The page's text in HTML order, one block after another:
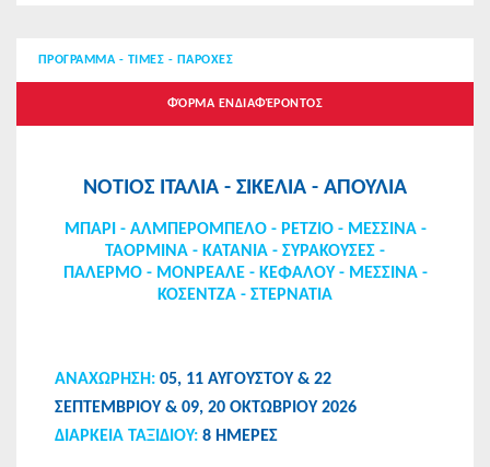
ΠΡΟΓΡΑΜΜΑ - ΤΙΜΕΣ - ΠΑΡΟΧΕΣ
ΦΌΡΜΑ ΕΝΔΙΑΦΈΡΟΝΤΟΣ
ΝΟΤΙΟΣ ΙΤΑΛΙΑ - ΣΙΚΕΛΙΑ - ΑΠΟΥΛΙΑ
MΠΑΡΙ - ΑΛΜΠΕΡΟΜΠΕΛΟ - ΡΕΤΖΙΟ - ΜΕΣΣΙΝΑ -
ΤΑΟΡΜΙΝΑ - ΚΑΤΑΝΙΑ - ΣΥΡΑΚΟΥΣΕΣ -
ΠΑΛΕΡΜΟ - ΜΟΝΡΕΑΛΕ - ΚΕΦΑΛΟΥ - ΜΕΣΣΙΝΑ -
ΚΟΣΕΝΤΖΑ - ΣΤΕΡΝΑΤΙΑ
ΑΝΑΧΩΡΗΣΗ: 05, 11 ΑΥΓΟΥΣΤΟΥ & 22
ΣΕΠΤΕΜΒΡΙΟΥ & 09, 20 ΟΚΤΩΒΡΙΟΥ 2026
ΔΙΑΡΚΕΙΑ ΤΑΞΙΔΙΟΥ: 8 ΗΜΕΡΕΣ